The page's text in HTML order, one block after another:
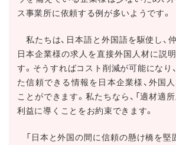
ス事業所に依頼する例が多いようです。
私たちは、日本語と外国語を駆使し、
日本企業様の求人を直接外国人材に説
す。そうすればコスト削減が可能になり
た信頼できる情報を日本企業様、外国
ことができます。私たちなら、「適材適所
利益に導くことをお約束できます。
「日本と外国の間に信頼の懸け橋を堅